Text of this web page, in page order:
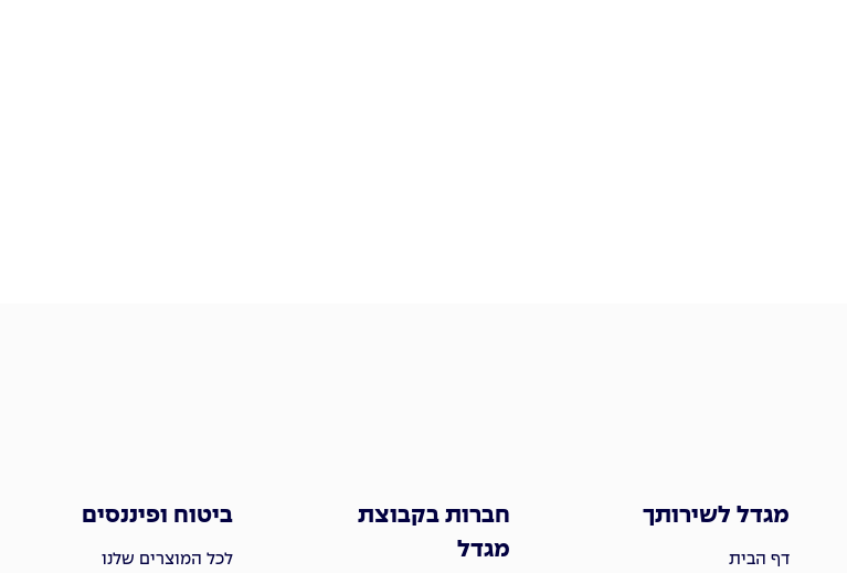
מגדל לשירותך
דף הבית
חברות בקבוצת
מגדל
ביטוח ופיננסים
לכל המוצרים שלנו